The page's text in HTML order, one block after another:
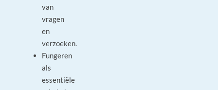
van
vragen
en
verzoeken.
Fungeren
als
essentiële